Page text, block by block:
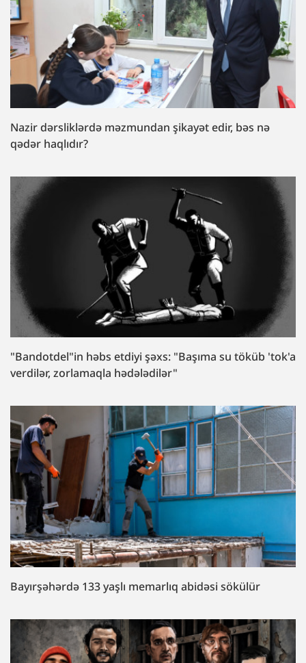
Nazir dərsliklərdə məzmundan şikayət edir, bəs nə
qədər haqlıdır?
"Bandotdel"in həbs etdiyi şəxs: "Başıma su töküb 'tok'a
verdilər, zorlamaqla hədələdilər"
Bayırşəhərdə 133 yaşlı memarlıq abidəsi sökülür